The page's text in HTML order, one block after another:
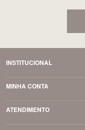
INSTITUCIONAL
MINHA CONTA
ATENDIMENTO